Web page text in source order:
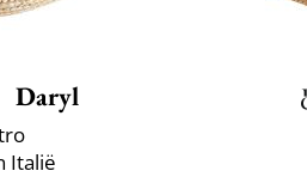
Daryl
Italië